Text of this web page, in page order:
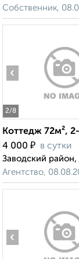
Собственник,
2/8
‹
Коттедж 72м²,
4 000 ₽ в сутки
Заводский
Агентство,
‹